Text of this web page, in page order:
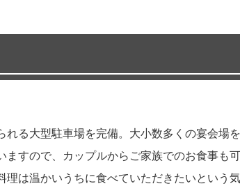
れる大型駐車場を完備。大小数多くの宴会
ますので、カップルからご家族でのお食事も
は温かいうちに食べていただきたいという